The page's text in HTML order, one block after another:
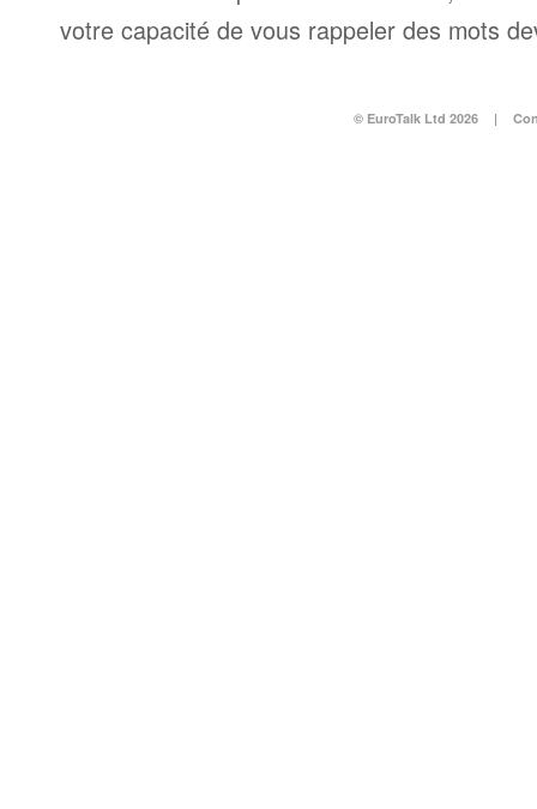
votre capacité de vous rappeler des mots
© EuroTalk Ltd 2026 |